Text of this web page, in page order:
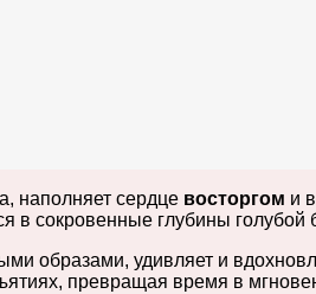
наполняет сердце восторгом и
в сокровенные глубины голубой
образами, удивляет и
превращая время в